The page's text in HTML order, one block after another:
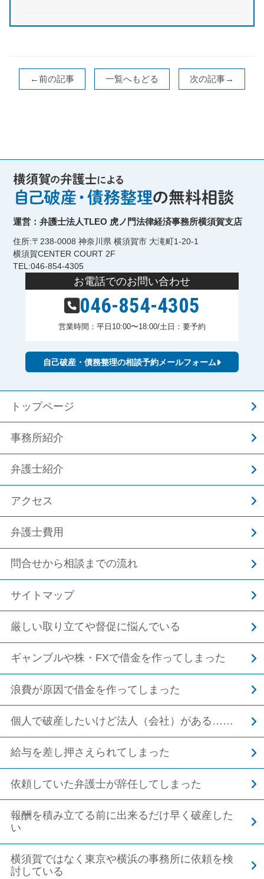
←前の記事 一覧へもどる 次の記事→
運営：弁護士法人TLEO 虎ノ門法律経済事務所横須賀支店
住所:〒238-0008 神奈川県 横須賀市 大滝町1-20-1
横須賀CENTER COURT 2F
TEL:046-854-4305
お電話でのお問い合わせ
046-854-4305
営業時間：平日10:00〜18:00/土日：要予約
自己破産・債務整理の相談予約メールフォーム
トップページ
事務所紹介
弁護士紹介
アクセス
弁護士費用
問合せから相談までの流れ
サイトマップ
厳しい取り立てや督促に悩んでいる
ギャンブルや株・FXで借金を作ってしまった
浪費が原因で借金を作ってしまった
個人で破産したいけど法人（会社）がある……
給与を差し押さえられてしまった
依頼していた弁護士が辞任してしまった
報酬を積み立てる前に出来るだけ早く破産した
い
横須賀ではなく東京や横浜の事務所に依頼を検
討している